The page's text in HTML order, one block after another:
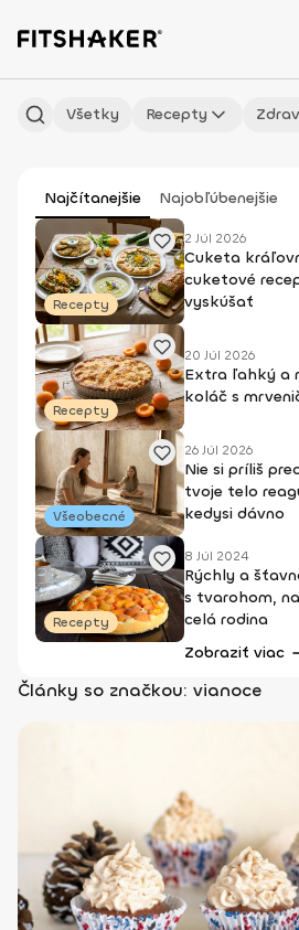
Všetky Recepty
Najčítanejšie Najobľúbenejšie
Recepty
2 Júl 2026
Cuketa
cuketové
vyskúšať
Recepty
20 Júl 2026
Extra ľahký a
koláč s
Všeobecné
26 Júl 2026
Nie si príliš
tvoje telo
kedysi dávno
Recepty
8 Júl 2024
Rýchly a
s tvarohom,
celá rodina
Zobraziť viac
Články so značkou: vianoce